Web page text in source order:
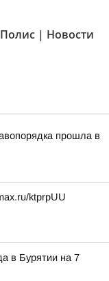
| Новости
прошла в
ktprpUU
в Бурятии на 7